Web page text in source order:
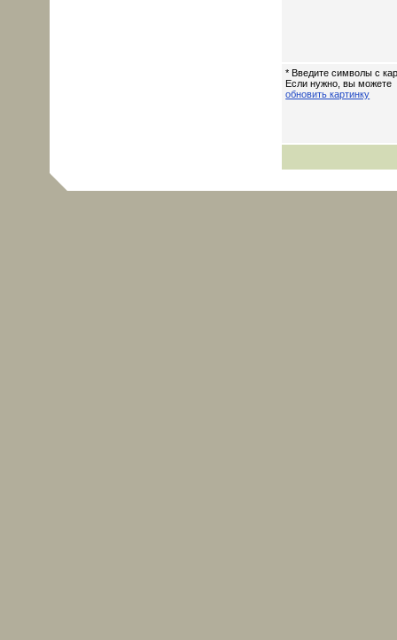
* Введите символы с
Если нужно, вы можете
обновить картинку